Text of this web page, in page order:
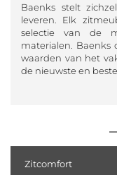
Baenks stelt
leveren. Elk
selectie van de
materialen. Baenks
waarden van het
de nieuwste en
Zitcomfort